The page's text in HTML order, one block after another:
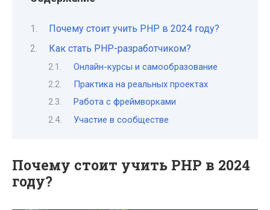
Почему стоит учить PHP в 2024 году?
Как стать PHP-разработчиком?
Онлайн-курсы и самообразование
Практика на реальных проектах
Работа с фреймворками
Участие в сообществе
Почему стоит учить PHP в 2024
году?